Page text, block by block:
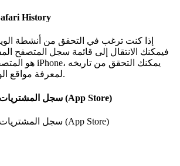
History
إذا كنت ترغب في التحقق من أنشطة
فيمكنك الانتقال إلى قائمة سجل المتصفح
لمعرفة مواقع الويب التي تمت زيارتها.
سجل المشتريات في متجر التطبيقات (App Store)
سجل المشتريات في متجر التطبيقات (App Store)